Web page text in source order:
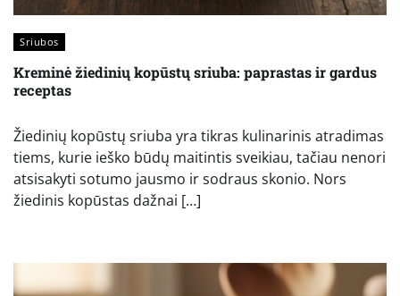
Sriubos
Kreminė žiedinių kopūstų sriuba: paprastas ir gardus
receptas
Žiedinių kopūstų sriuba yra tikras kulinarinis atradimas
tiems, kurie ieško būdų maitintis sveikiau, tačiau nenori
atsisakyti sotumo jausmo ir sodraus skonio. Nors
žiedinis kopūstas dažnai […]